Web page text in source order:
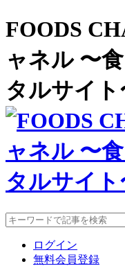
FOODS
ャネル 〜
タルサイト
ログイン
無料会員登録